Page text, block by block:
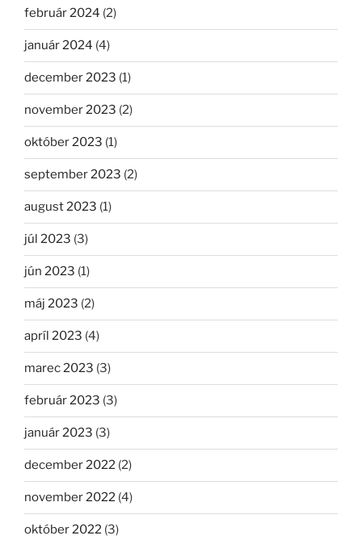
február 2024 (2)
január 2024 (4)
december 2023 (1)
november 2023 (2)
október 2023 (1)
september 2023 (2)
august 2023 (1)
júl 2023 (3)
jún 2023 (1)
máj 2023 (2)
apríl 2023 (4)
marec 2023 (3)
február 2023 (3)
január 2023 (3)
december 2022 (2)
november 2022 (4)
október 2022 (3)